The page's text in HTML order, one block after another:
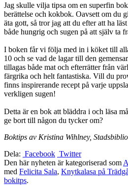
Jag skulle vilja tipsa om en superfin
berättelse och kokbok. Oavsett om du
äta gott, så tror jag att du efter att ha
både hungrig och sugen på att själv ta
I boken får vi följa med in i köket till
10 och se vad de lagar till den
tillagas både mat och efterrätter från
färgrika och helt fantastiska. Vill du
finns inspirerande recept på varje
verkligen sugen!
Detta är en bok att bläddra i och läsa
ge bort till någon du tycker om?
Boktips av Kristina Wihlney,
Dela: Facebook Twitter
Den här nyheten är kategoriserad som
med Felicita Sala, Knytkalasa på
bokitps.